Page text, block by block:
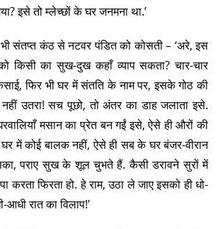
इसे तो म्लेच्छों के घर जनमना था.’
भी संतप्त कंठ से नटवर पंडित को कोसती – ‘अरे, इस
का सुख-दुख कहाँ व्याप सकता? चार-चार
फिर भी घर में संतति के नाम पर, इसके गोठ की
उतरा! सच पूछो, तो अंतर का डाह जलाता इसे.
मसान का प्रेत बन गईं इसे, ऐसे ही औरों की
में कोई बालक नहीं, ऐसे ही सब के घर बंजर-वीरान
पराए सुख के शूल चुभते हैं. कैसी डरावने सुरों में
करता फिरता हो. हे राम, उठा ले जाए इसको ही धो-
रात का विलाप!’